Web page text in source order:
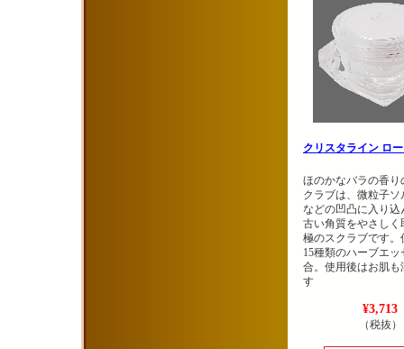
クリスタライン ロ
ほのかなバラの香り
クラブは、微粒子ソ
などの凹凸に入り込
古い角質をやさしく
極のスクラブです。
15種類のハーブエ
合。使用後はお肌も
す
¥3,713
（税抜）